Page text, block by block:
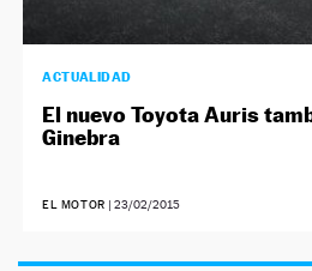
ACTUALIDAD
El nuevo Toyota Auris
Ginebra
EL MOTOR | 23/02/2015